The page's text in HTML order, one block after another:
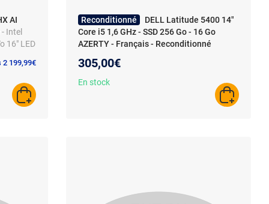
AI
- Intel
16" LED
199,99€
AJOUTER AU PANIER
Reconditionné
DELL Latitude 5400 14"
Core i5 1,6 GHz - SSD 256 Go - 16 Go
AZERTY - Français - Reconditionné
305,00€
En stock
AJOUTER